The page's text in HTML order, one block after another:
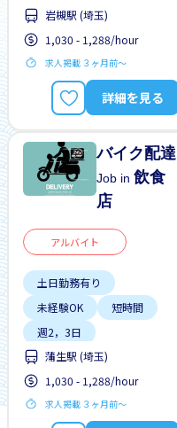
岩槻駅 (埼玉)
1,030 - 1,288/hour
求人掲載 ３ヶ月前〜
詳細を見る
バイク配達
Job in飲食
店
アルバイト
土日勤務有り
未経験OK
短時間
週2，3日
蒲生駅 (埼玉)
1,030 - 1,288/hour
求人掲載 ３ヶ月前〜